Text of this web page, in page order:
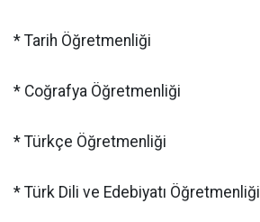
* Tarih Öğretmenliği
* Coğrafya Öğretmenliği
* Türkçe Öğretmenliği
* Türk Dili ve Edebiyatı Öğretmenliği